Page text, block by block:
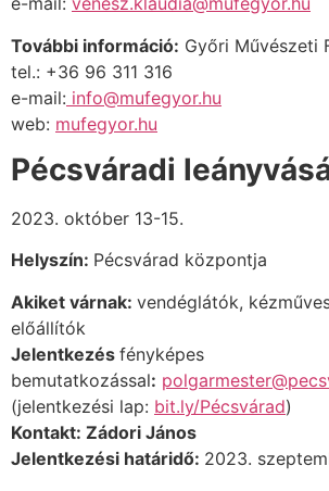
További információ: Győri Művészeti
tel.: +36 96 311 316
e-mail: info@mufegyor.hu
web: mufegyor.hu
Pécsváradi
2023. október 13-15.
Helyszín: Pécsvárad központja
Akiket várnak: vendéglátók,
előállítók
Jelentkezés fényképes
bemutatkozással:
(jelentkezési lap: bit.ly/Pécsvárad)
Kontakt: Zádori János
Jelentkezési határidő: 2023.